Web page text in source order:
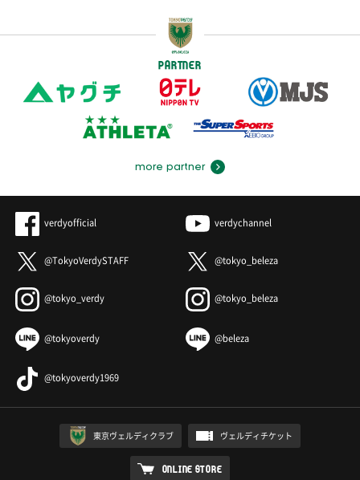
PARTNER
more partner
verdyofficial verdychannel
@TokyoVerdySTAFF @tokyo_beleza
@tokyo_verdy @tokyo_beleza
@tokyoverdy @beleza
@tokyoverdy1969
東京ヴェルディクラブ ヴェルディチケット
ONLINE STORE